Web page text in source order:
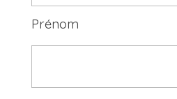
Prénom